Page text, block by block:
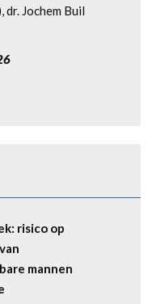
dr. Jochem Buil
risico op
mannen